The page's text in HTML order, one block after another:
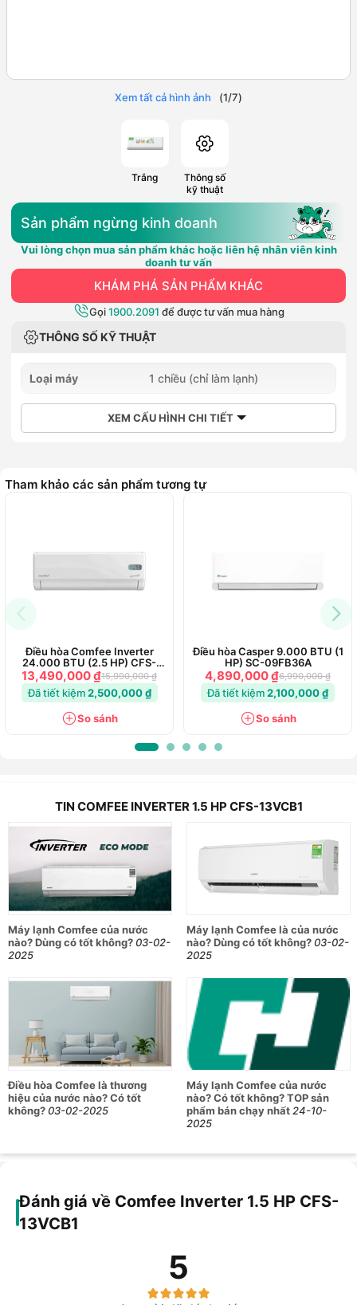
Xem tất cả hình ảnh (1/7)
Trắng
Thông số
kỹ thuật
Sản phẩm ngừng kinh doanh
Vui lòng chọn mua sản phẩm khác hoặc liên hệ nhân viên kinh
doanh tư vấn
KHÁM PHÁ SẢN PHẨM KHÁC
Gọi1900.2091 để được tư vấn mua hàng
THÔNG SỐ KỸ THUẬT
Loại máy 1 chiều (chỉ làm lạnh)
XEM CẤU HÌNH CHI TIẾT
Tham khảo các sản phẩm tương tự
Điều hòa Comfee Inverter
24.000 BTU (2.5 HP) CFS-
25VGPF
13,490,000 ₫15,990,000 ₫
Đã tiết kiệm2,500,000 ₫
So sánh
Điều hòa Casper 9.000 BTU (1
HP) SC-09FB36A
4,890,000 ₫6,990,000 ₫
Đã tiết kiệm2,100,000 ₫
So sánh
TIN COMFEE INVERTER 1.5 HP CFS-13VCB1
Máy lạnh Comfee của nước
nào? Dùng có tốt không?03-02-
2025
Máy lạnh Comfee là của nước
nào? Dùng có tốt không?03-02-
2025
Điều hòa Comfee là thương
hiệu của nước nào? Có tốt
không?03-02-2025
Máy lạnh Comfee của nước
nào? Có tốt không? TOP sản
phẩm bán chạy nhất24-10-
2025
Đánh giá về Comfee Inverter 1.5 HP CFS-
13VCB1
5